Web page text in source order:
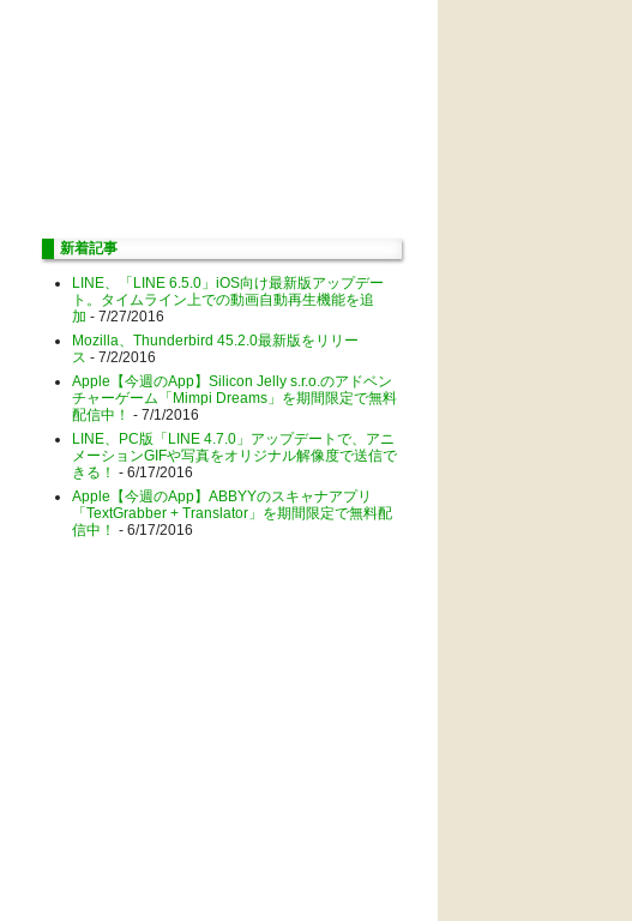
新着記事
LINE、「LINE 6.5.0」iOS向け最新版アップデー
ト。タイムライン上での動画自動再生機能を追
加 - 7/27/2016
Mozilla、Thunderbird 45.2.0最新版をリリー
ス - 7/2/2016
Apple【今週のApp】Silicon Jelly s.r.o.のアドベン
チャーゲーム「Mimpi Dreams」を期間限定で無料
配信中！ - 7/1/2016
LINE、PC版「LINE 4.7.0」アップデートで、アニ
メーションGIFや写真をオリジナル解像度で送信で
きる！ - 6/17/2016
Apple【今週のApp】ABBYYのスキャナアプリ
「TextGrabber + Translator」を期間限定で無料配
信中！ - 6/17/2016